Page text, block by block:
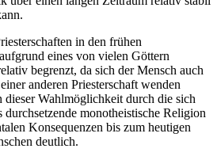
in den frühen
eines von vielen Göttern
begrenzt, da sich der Mensch auch
anderen Priesterschaft wenden
dieser Wahlmöglichkeit durch die sich
monotheistische Religion
Konsequenzen bis zum heutigen
deutlich.